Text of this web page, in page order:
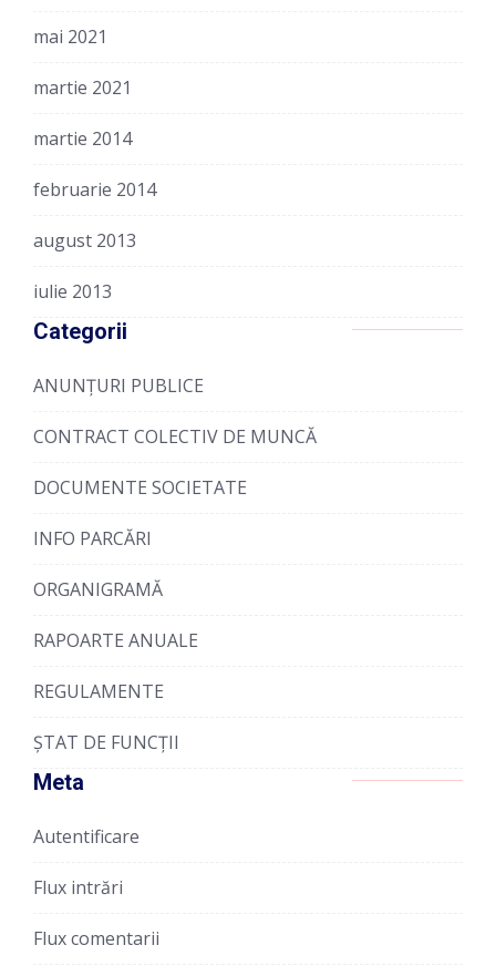
mai 2021
martie 2021
martie 2014
februarie 2014
august 2013
iulie 2013
Categorii
ANUNȚURI PUBLICE
CONTRACT COLECTIV DE MUNCĂ
DOCUMENTE SOCIETATE
INFO PARCĂRI
ORGANIGRAMĂ
RAPOARTE ANUALE
REGULAMENTE
ȘTAT DE FUNCȚII
Meta
Autentificare
Flux intrări
Flux comentarii